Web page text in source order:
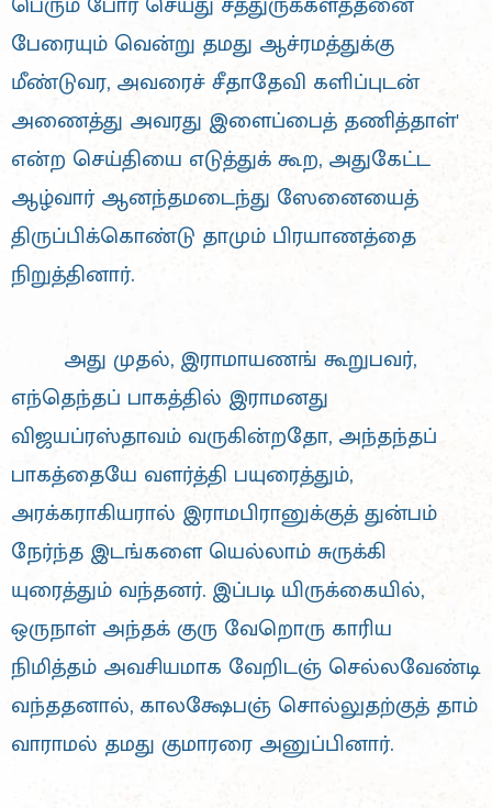
பேரையும் வென்று தமது ஆச்ரமத்துக்கு
மீண்டுவர, அவரைச் சீதாதேவி களிப்புடன்
அணைத்து அவரது இளைப்பைத் தணித்தாள்'
என்ற செய்தியை எடுத்துக் கூற, அதுகேட்ட
ஆழ்வார் ஆனந்தமடைந்து ஸேனையைத்
திருப்பிக்கொண்டு தாமும் பிரயாணத்தை
நிறுத்தினார்.
அது முதல், இராமாயணங் கூறுபவர்,
எந்தெந்தப் பாகத்தில் இராமனது
விஜயப்ரஸ்தாவம் வருகின்றதோ, அந்தந்தப்
பாகத்தையே வளர்த்தி பயுரைத்தும்,
அரக்கராகியரால் இராமபிரானுக்குத் துன்பம்
நேர்ந்த இடங்களை யெல்லாம் சுருக்கி
யுரைத்தும் வந்தனர். இப்படி யிருக்கையில்,
ஒருநாள் அந்தக் குரு வேறொரு காரிய
நிமித்தம் அவசியமாக வேறிடஞ் செல்லவேண்டி
வந்ததனால், காலக்ஷேபஞ் சொல்லுதற்குத் தாம்
வாராமல் தமது குமாரரை அனுப்பினார்.